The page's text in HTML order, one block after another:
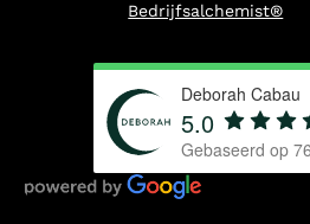
Bedrijfsalchemist®
Deborah Cabau
5.0
Gebaseerd op 76